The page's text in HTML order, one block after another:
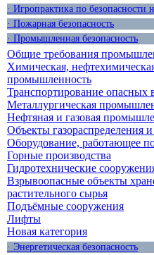
· Игропрактика по безопасности
· Пожарная безопасность
· Промышленная безопасность
Общие требования
Химическая,
промышленность
Транспортирование опасных
Металлургическая
Нефтяная и газовая
Объекты газораспределения
Оборудование, работающее
Горные производства
Гидротехнические
Взрывоопасные объекты
растительного сырья
Подъёмные сооружения
Лифты
Новая категория
· Энергетическая безопасность